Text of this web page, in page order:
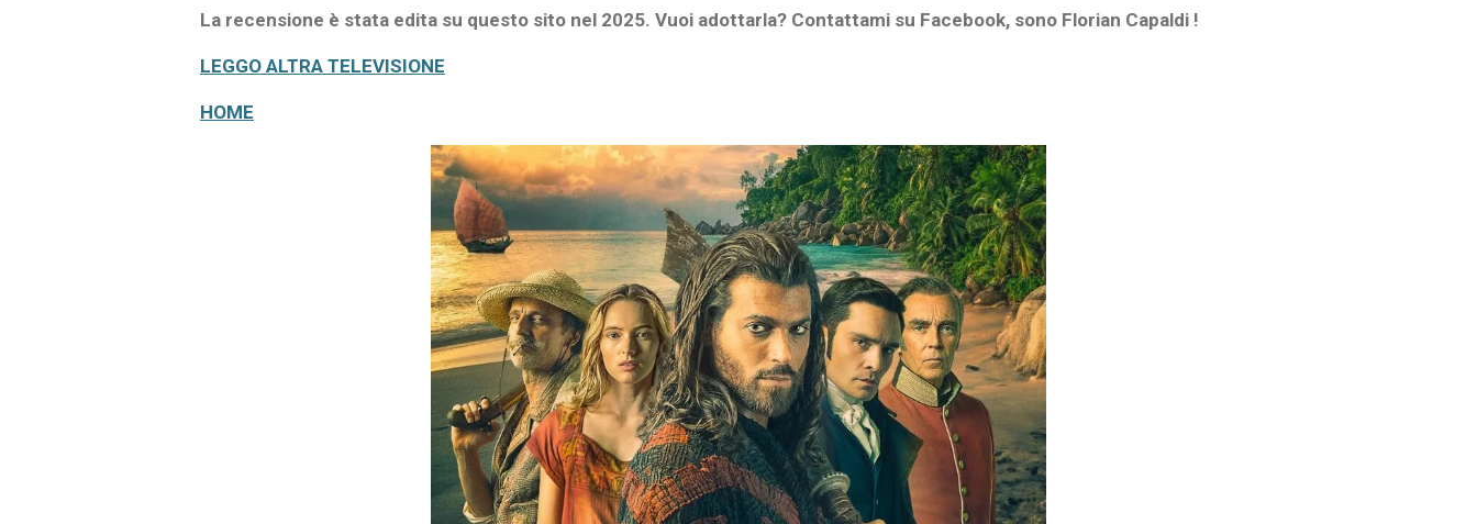
La recensione è stata edita su questo sito nel 2025. Vuoi adottarla? Contattami su Facebook, sono Florian Capaldi !
LEGGO ALTRA TELEVISIONE
HOME